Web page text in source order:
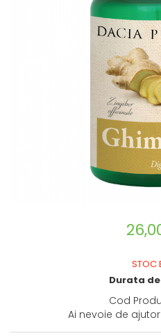
SUPLIMENTE CARDIO
HEPATOPROTECTOARE-BILA
SUPLIMENTE MEMORIE SI
SUPLIMENTE POTENȚĂ
SUPLIMENTE PROSTATĂ
SUPLIMENTE SLĂBIRE
SUPLIMENTE VITAMINE ȘI
SUPLIMENTE COLESTEROL
SUPLIMENTE RĂCEALĂ-
SUPLIMENTE ANTIOXIDANȚI-
ANTITUMORAL
SUPLIMENTE URO-GENITAL
STOC
Durata
Cod
Ai nevoie de